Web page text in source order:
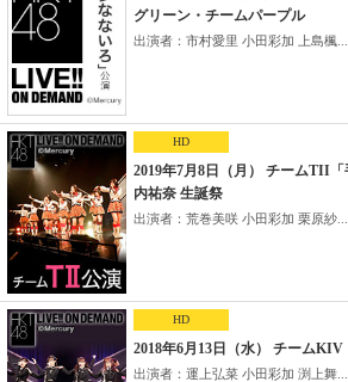
グリーン・チームパープル
出演者：市村愛里 小田彩加 上島楓...
HD
2019年7月8日（月） チームTII
内祐奈 生誕祭
出演者：荒巻美咲 小田彩加 栗原紗...
HD
2018年6月13日（水） チーム
出演者：運上弘菜 小田彩加 渕上舞...